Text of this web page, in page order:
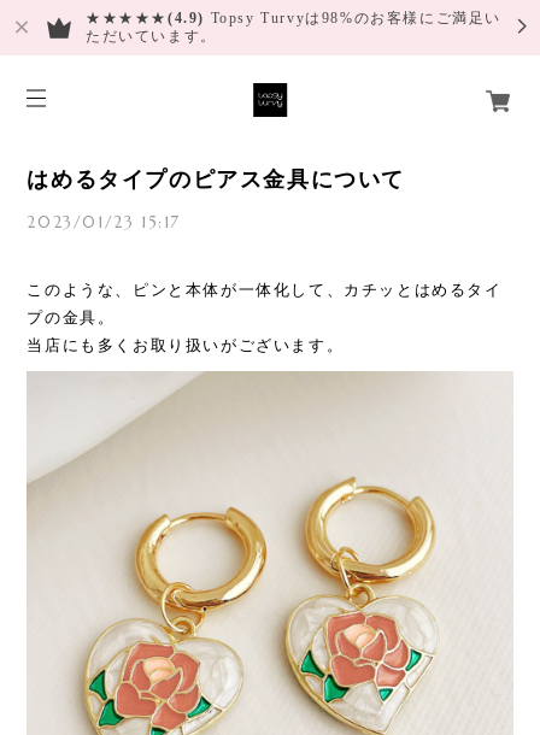
★★★★★ (4.9) Topsy Turvyは98%のお客様にご満足い
ただいています。
はめるタイプのピアス金具について
2023/01/23 15:17
このような、ピンと本体が一体化して、カチッとはめるタイ
プの金具。
当店にも多くお取り扱いがございます。